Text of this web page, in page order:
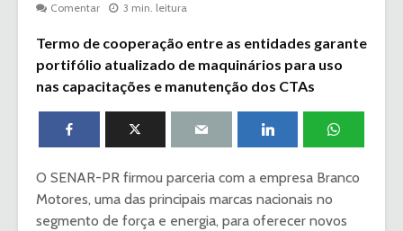
Comentar
3 min. leitura
Termo de cooperação entre as entidades garante
portifólio atualizado de maquinários para uso
nas capacitações e manutenção dos CTAs
O SENAR-PR firmou parceria com a empresa Branco
Motores, uma das principais marcas nacionais no
segmento de força e energia, para oferecer novos